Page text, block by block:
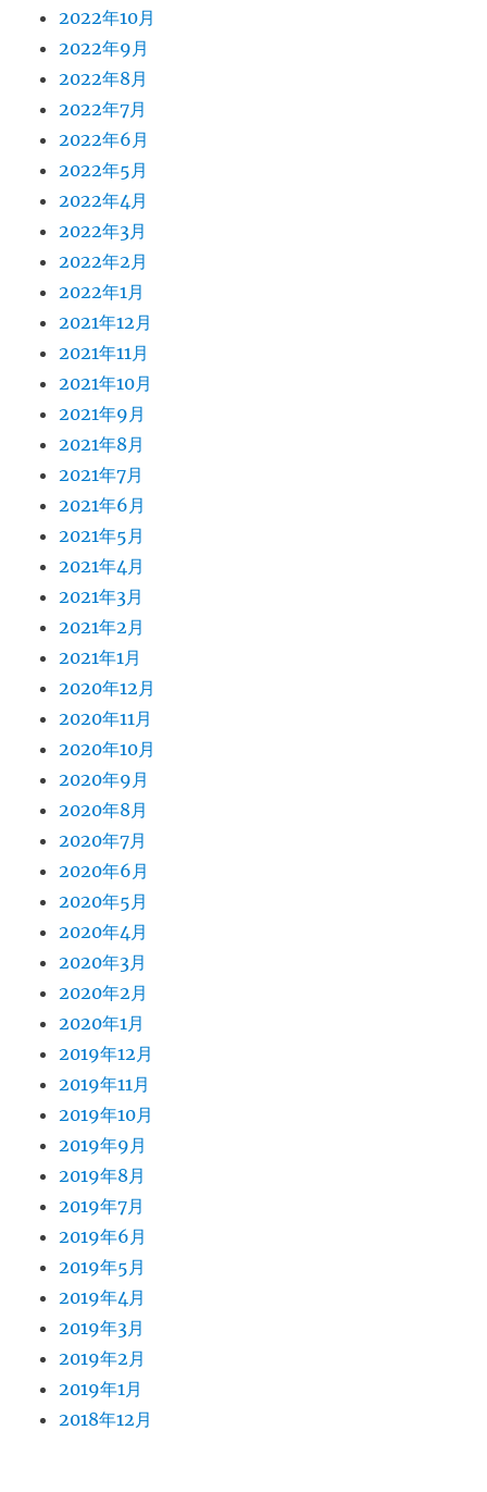
2022年10月
2022年9月
2022年8月
2022年7月
2022年6月
2022年5月
2022年4月
2022年3月
2022年2月
2022年1月
2021年12月
2021年11月
2021年10月
2021年9月
2021年8月
2021年7月
2021年6月
2021年5月
2021年4月
2021年3月
2021年2月
2021年1月
2020年12月
2020年11月
2020年10月
2020年9月
2020年8月
2020年7月
2020年6月
2020年5月
2020年4月
2020年3月
2020年2月
2020年1月
2019年12月
2019年11月
2019年10月
2019年9月
2019年8月
2019年7月
2019年6月
2019年5月
2019年4月
2019年3月
2019年2月
2019年1月
2018年12月